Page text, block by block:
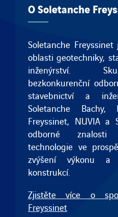
O Soletanche
Soletanche
oblasti geotechniky,
inženýrství.
bezkonkurenční
stavebnictví a
Soletanche Bachy,
Freyssinet, NUVIA a
odborné
technologie ve
zvýšení výkonu a
konstrukcí.
Zjistěte více o
Freyssinet